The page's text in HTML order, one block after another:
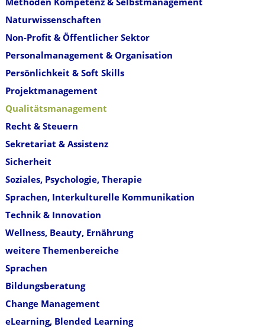
Naturwissenschaften
Non-Profit & Öffentlicher Sektor
Personalmanagement & Organisation
Persönlichkeit & Soft Skills
Projektmanagement
Qualitätsmanagement
Recht & Steuern
Sekretariat & Assistenz
Sicherheit
Soziales, Psychologie, Therapie
Sprachen, Interkulturelle Kommunikation
Technik & Innovation
Wellness, Beauty, Ernährung
weitere Themenbereiche
Sprachen
Bildungsberatung
Change Management
eLearning, Blended Learning